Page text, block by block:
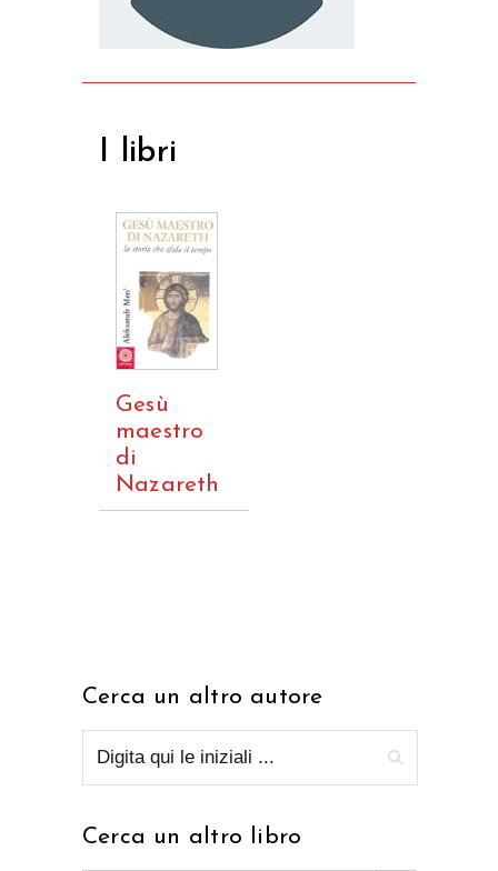
I libri
Gesù
maestro
di
Nazareth
Cerca un altro autore
Cerca un altro libro
Search Button